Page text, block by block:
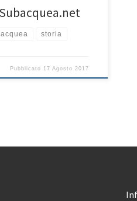
storia
Pubblicato 17 Agosto 2017